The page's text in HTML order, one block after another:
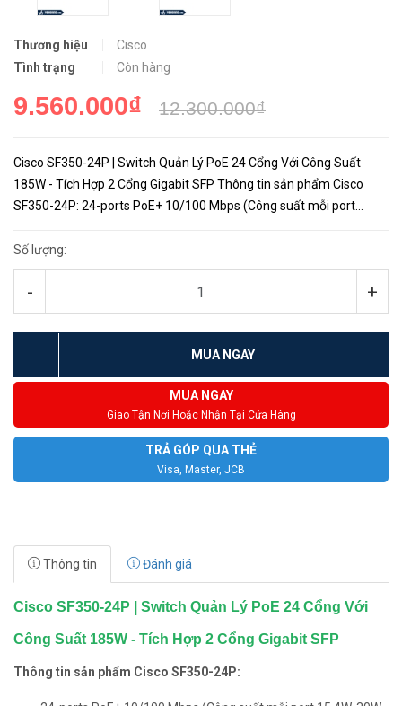
Thương hiệu
Cisco
Tình trạng
Còn hàng
9.560.000₫ 12.300.000₫
Cisco SF350-24P | Switch Quản Lý PoE 24 Cổng Với Công Suất
185W - Tích Hợp 2 Cổng Gigabit SFP Thông tin sản phẩm Cisco
SF350-24P: 24-ports PoE+ 10/100 Mbps (Công suất mỗi port
copper/...
Số lượng:
- +
MUA NGAY
MUA NGAY
Giao Tận Nơi Hoặc Nhận Tại Cửa Hàng
TRẢ GÓP QUA THẺ
Visa, Master, JCB
Thông tin Đánh giá
Cisco SF350-24P | Switch Quản Lý PoE 24 Cổng Với
Công Suất 185W - Tích Hợp 2 Cổng Gigabit SFP
Thông tin sản phẩm Cisco SF350-24P: